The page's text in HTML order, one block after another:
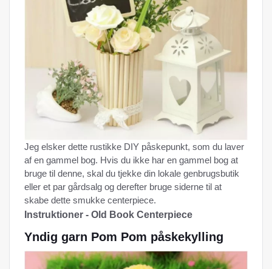
Jeg elsker dette rustikke DIY påskepunkt, som du laver
af en gammel bog. Hvis du ikke har en gammel bog at
bruge til denne, skal du tjekke din lokale genbrugsbutik
eller et par gårdsalg og derefter bruge siderne til at
skabe dette smukke centerpiece.
Instruktioner - Old Book Centerpiece
Yndig garn Pom Pom påskekylling